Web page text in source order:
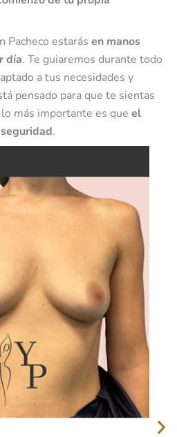
Pacheco estarás en manos
día. Te guiaremos durante todo
a tus necesidades y
pensado para que te sientas
más importante es que el
.